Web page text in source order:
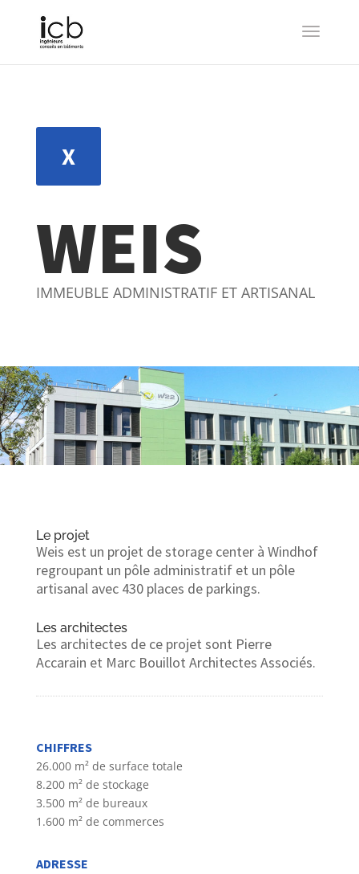
X
WEIS
IMMEUBLE ADMINISTRATIF ET ARTISANAL
Le projet
Weis est un projet de storage center à Windhof
regroupant un pôle administratif et un pôle
artisanal avec 430 places de parkings.
Les architectes
Les architectes de ce projet sont Pierre
Accarain et Marc Bouillot Architectes Associés.
CHIFFRES
26.000 m² de surface totale
8.200 m² de stockage
3.500 m² de bureaux
1.600 m² de commerces
ADRESSE